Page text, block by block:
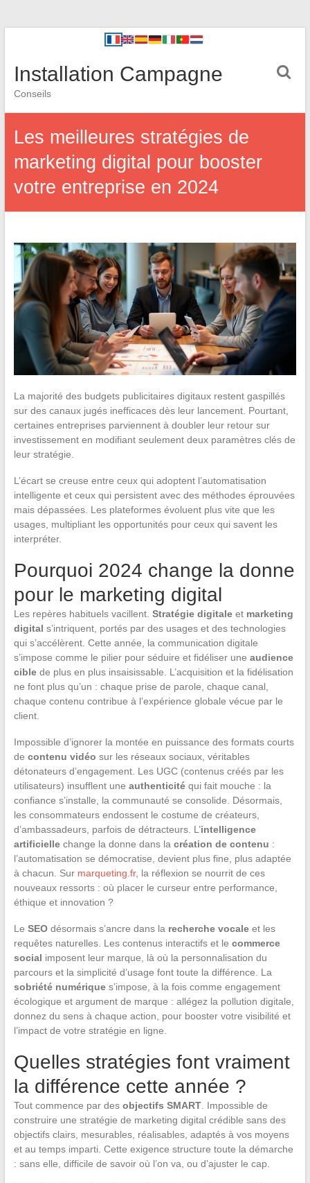
Installation Campagne
Conseils
Les meilleures stratégies de
marketing digital pour booster
votre entreprise en 2024
La majorité des budgets publicitaires digitaux restent gaspillés
sur des canaux jugés inefficaces dès leur lancement. Pourtant,
certaines entreprises parviennent à doubler leur retour sur
investissement en modifiant seulement deux paramètres clés de
leur stratégie.
L’écart se creuse entre ceux qui adoptent l’automatisation
intelligente et ceux qui persistent avec des méthodes éprouvées
mais dépassées. Les plateformes évoluent plus vite que les
usages, multipliant les opportunités pour ceux qui savent les
interpréter.
Pourquoi 2024 change la donne
pour le marketing digital
Les repères habituels vacillent. Stratégie digitaleet marketing
digital s’intriquent, portés par des usages et des technologies
qui s’accélèrent. Cette année, la communication digitale
s’impose comme le pilier pour séduire et fidéliser une audience
ciblede plus en plus insaisissable. L’acquisition et la fidélisation
ne font plus qu’un : chaque prise de parole, chaque canal,
chaque contenu contribue à l’expérience globale vécue par le
client.
Impossible d’ignorer la montée en puissance des formats courts
de contenu vidéo sur les réseaux sociaux, véritables
détonateurs d’engagement. Les UGC (contenus créés par les
utilisateurs) insufflent une authenticitéqui fait mouche : la
confiance s’installe, la communauté se consolide. Désormais,
les consommateurs endossent le costume de créateurs,
d’ambassadeurs, parfois de détracteurs. L’intelligence
artificiellechange la donne dans la création de contenu :
l’automatisation se démocratise, devient plus fine, plus adaptée
à chacun. Sur marqueting.fr, la réflexion se nourrit de ces
nouveaux ressorts : où placer le curseur entre performance,
éthique et innovation ?
Le SEOdésormais s’ancre dans la recherche vocaleet les
requêtes naturelles. Les contenus interactifs et le commerce
social imposent leur marque, là où la personnalisation du
parcours et la simplicité d’usage font toute la différence. La
sobriété numériques’impose, à la fois comme engagement
écologique et argument de marque : allégez la pollution digitale,
donnez du sens à chaque action, pour booster votre visibilité et
l’impact de votre stratégie en ligne.
Quelles stratégies font vraiment
la différence cette année ?
Tout commence par des objectifs SMART. Impossible de
construire une stratégie de marketing digital crédible sans des
objectifs clairs, mesurables, réalisables, adaptés à vos moyens
et au temps imparti. Cette exigence structure toute la démarche
: sans elle, difficile de savoir où l’on va, ou d’ajuster le cap.